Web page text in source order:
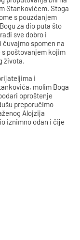
Stankovićem. Stoga
s pouzdanjem
za dio puta što
sve dobro i
spomen na
poštovanjem kojim
života.
i
molim Boga
oproštenje
preporučimo
Alojzija
iznimno odan i čije